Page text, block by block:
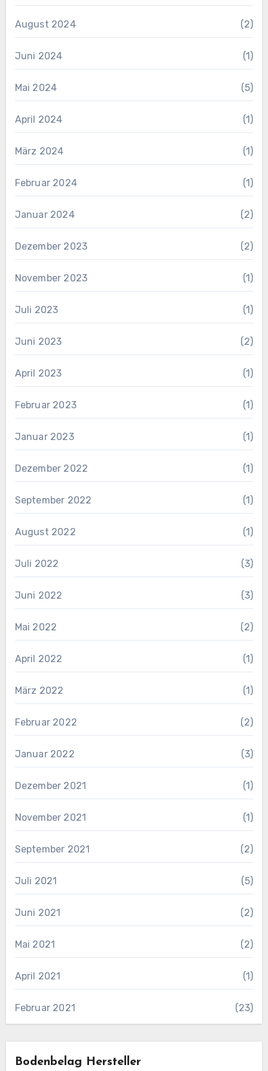
August 2024 (2)
Juni 2024 (1)
Mai 2024 (5)
April 2024 (1)
März 2024 (1)
Februar 2024 (1)
Januar 2024 (2)
Dezember 2023 (2)
November 2023 (1)
Juli 2023 (1)
Juni 2023 (2)
April 2023 (1)
Februar 2023 (1)
Januar 2023 (1)
Dezember 2022 (1)
September 2022 (1)
August 2022 (1)
Juli 2022 (3)
Juni 2022 (3)
Mai 2022 (2)
April 2022 (1)
März 2022 (1)
Februar 2022 (2)
Januar 2022 (3)
Dezember 2021 (1)
November 2021 (1)
September 2021 (2)
Juli 2021 (5)
Juni 2021 (2)
Mai 2021 (2)
April 2021 (1)
Februar 2021 (23)
Bodenbelag Hersteller